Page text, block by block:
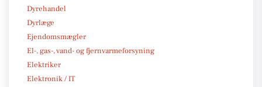
Dyrehandel
Dyrlæge
Ejendomsmægler
El-, gas-, vand- og fjernvarmeforsyning
Elektriker
Elektronik / IT